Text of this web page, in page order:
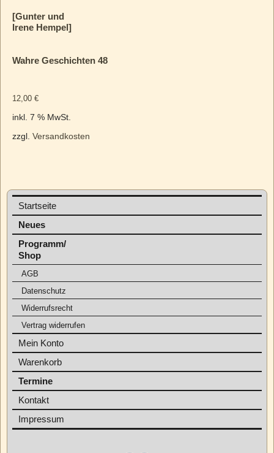
[Gunter und
Irene Hempel]
Wahre Geschichten 48
12,00 €
inkl. 7 % MwSt.
zzgl. Versandkosten
Startseite
Neues
Programm/
Shop
AGB
Datenschutz
Widerrufsrecht
Vertrag widerrufen
Mein Konto
Warenkorb
Termine
Kontakt
Impressum